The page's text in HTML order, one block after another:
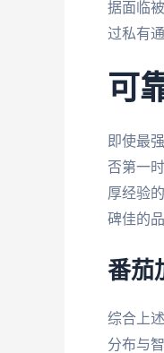
据面临
过私有
可
即使最
否第一
厚经验
碑佳的
番茄
综合上
分布与